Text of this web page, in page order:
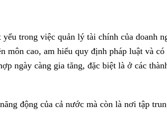
trong việc quản lý tài chính của doanh
môn cao, am hiểu quy định pháp luật và
ngày càng gia tăng, đặc biệt là ở các
động của cả nước mà còn là nơi tập